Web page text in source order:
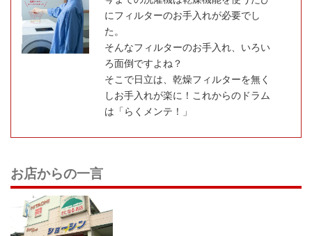
にフィルターのお手入れが必要でし
た。
そんなフィルターのお手入れ、いろい
ろ面倒ですよね？
そこで日立は、乾燥フィルターを無く
しお手入れが楽に！これからのドラム
は「らくメンテ！」
お店からの一言